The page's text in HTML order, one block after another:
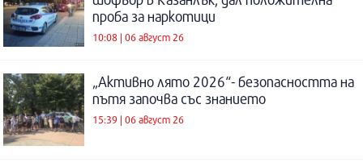
проба за наркотици
10:08 | 06 август 26
„Активно лято 2026“- безопасността на
пътя започва със знанието
15:39 | 06 август 26